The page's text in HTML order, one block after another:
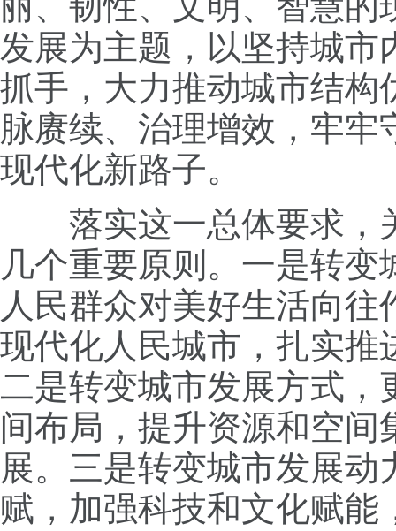
发展为主题，以坚持城市
抓手，大力推动城市结构
脉赓续、治理增效，牢
现代化新路子。
落实这一总体要求，
几个重要原则。一是转
人民群众对美好生活向
现代化人民城市，扎实推
二是转变城市发展方式，
间布局，提升资源和空
展。三是转变城市发展
赋，加强科技和文化赋